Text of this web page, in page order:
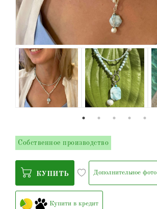
Собственное производство
КУПИТЬ Дополнительное фото
Купити в кредит